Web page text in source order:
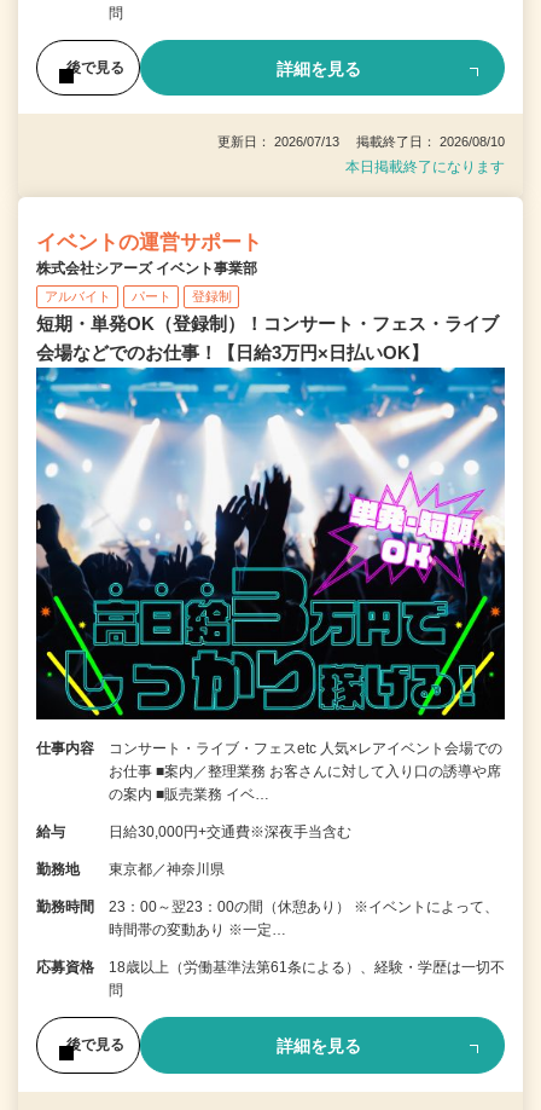
問
後で見る 詳細を見る
更新日： 2026/07/13 掲載終了日： 2026/08/10
本日掲載終了になります
イベントの運営サポート
株式会社シアーズ イベント事業部
アルバイト パート 登録制
短期・単発OK（登録制）！コンサート・フェス・ライブ
会場などでのお仕事！【日給3万円×日払いOK】
仕事内容
コンサート・ライブ・フェスetc 人気×レアイベント会場での
お仕事 ■案内／整理業務 お客さんに対して入り口の誘導や席
の案内 ■販売業務 イベ…
給与 日給30,000円+交通費※深夜手当含む
勤務地 東京都／神奈川県
勤務時間
23：00～翌23：00の間（休憩あり） ※イベントによって、
時間帯の変動あり ※一定…
応募資格
18歳以上（労働基準法第61条による）、経験・学歴は一切不
問
後で見る 詳細を見る